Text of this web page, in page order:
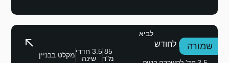
85 3.5 חדרי
שינה
מקלט בבניין